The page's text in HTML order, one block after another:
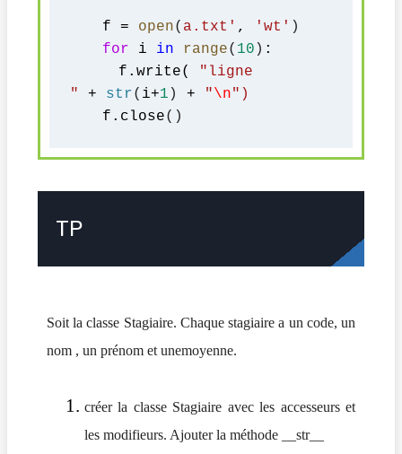
f = open( a.txt' , 'wt' )
for i in range( 10 ) :
f.write(
"ligne
" + str( i+1 ) + "\n")
f.close()
TP
Soit la classe Stagiaire. Chaque stagiaire a un code, un
nom , un prénom et unemoyenne.
créer la classe Stagiaire avec les accesseurs et
les modifieurs. Ajouter la méthode __str__